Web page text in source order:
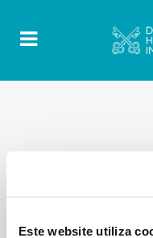
Este website utiliza